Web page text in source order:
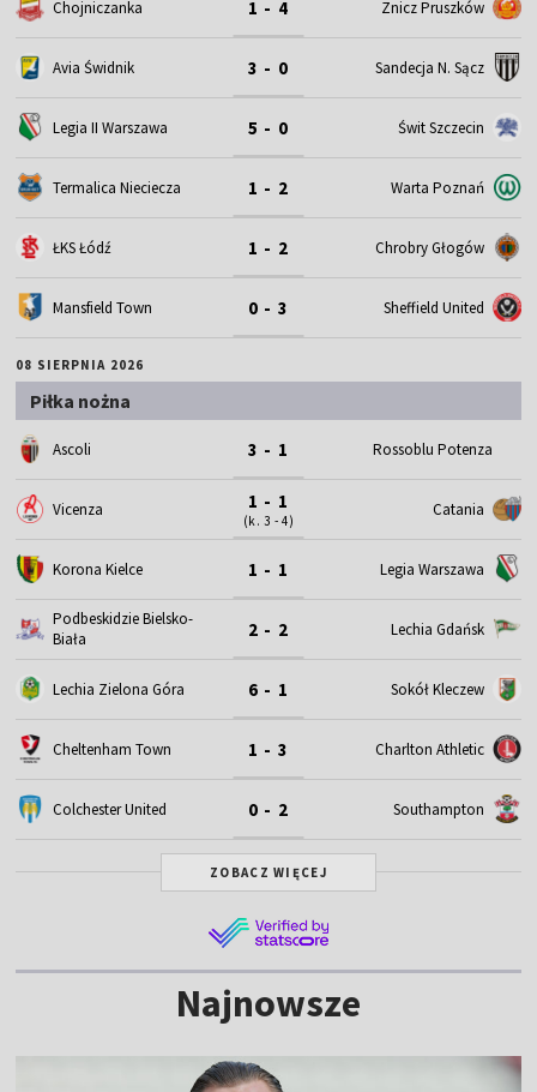
Chojniczanka 1 - 4 Znicz Pruszków
Avia Świdnik 3 - 0 Sandecja N. Sącz
Legia II Warszawa 5 - 0 Świt Szczecin
Termalica Nieciecza 1 - 2 Warta Poznań
ŁKS Łódź 1 - 2 Chrobry Głogów
Mansfield Town 0 - 3 Sheffield United
08 SIERPNIA 2026
Piłka nożna
Ascoli 3 - 1 Rossoblu Potenza
Vicenza 1 - 1
(k. 3 - 4)
Catania
Korona Kielce 1 - 1 Legia Warszawa
Podbeskidzie Bielsko-
Biała
2 - 2 Lechia Gdańsk
Lechia Zielona Góra 6 - 1 Sokół Kleczew
Cheltenham Town 1 - 3 Charlton Athletic
Colchester United 0 - 2 Southampton
ZOBACZ WIĘCEJ
Najnowsze